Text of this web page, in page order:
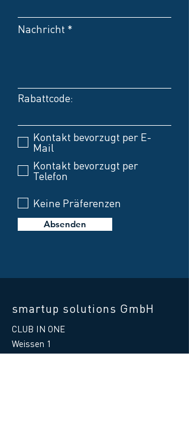
Nachricht
Rabattcode:
Kontakt bevorzugt per E-
Mail
Kontakt bevorzugt per
Telefon
Keine Präferenzen
Absenden
smartup solutions GmbH
CLUB IN ONE
Weissen 1